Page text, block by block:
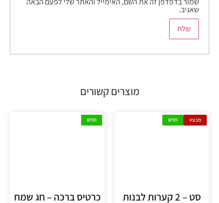
שאגיב.
מוצרים קשורים
מבצע חדש
סט – 2 קערות לבנות
חדש
כרטיס ברכה – חג שמח